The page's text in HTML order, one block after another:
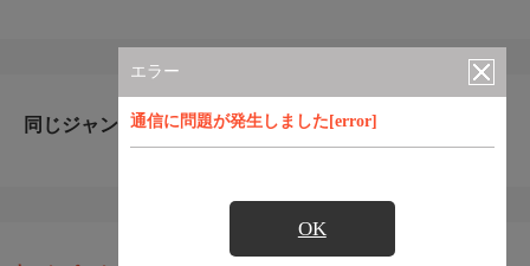
エラー
通信に問題が発生しました[error]
OK
同じジャンルのおすすめ番組